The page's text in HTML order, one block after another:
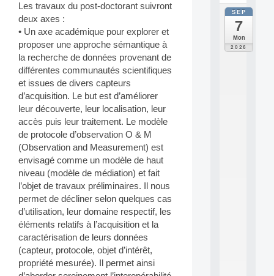
Les travaux du post-doctorant suivront
deux axes :
• Un axe académique pour explorer et
proposer une approche sémantique à
la recherche de données provenant de
différentes communautés scientifiques
et issues de divers capteurs
d’acquisition. Le but est d’améliorer
leur découverte, leur localisation, leur
accès puis leur traitement. Le modèle
de protocole d’observation O & M
(Observation and Measurement) est
envisagé comme un modèle de haut
niveau (modèle de médiation) et fait
l’objet de travaux préliminaires. Il nous
permet de décliner selon quelques cas
d’utilisation, leur domaine respectif, les
éléments relatifs à l’acquisition et la
caractérisation de leurs données
(capteur, protocole, objet d’intérêt,
propriété mesurée). Il permet ainsi
SEP
7
Mon
2026